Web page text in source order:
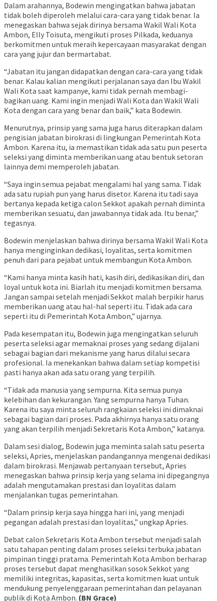
Dalam arahannya, Bodewin mengingatkan bahwa jabatan
tidak boleh diperoleh melalui cara-cara yang tidak benar. Ia
menegaskan bahwa sejak dirinya bersama Wakil Wali Kota
Ambon, Elly Toisuta, mengikuti proses Pilkada, keduanya
berkomitmen untuk meraih kepercayaan masyarakat dengan
cara yang jujur dan bermartabat.
“Jabatan itu jangan didapatkan dengan cara-cara yang tidak
benar. Kalau kalian mengikuti perjalanan saya dan Ibu Wakil
Wali Kota saat kampanye, kami tidak pernah membagi-
bagikan uang. Kami ingin menjadi Wali Kota dan Wakil Wali
Kota dengan cara yang benar dan baik,” kata Bodewin.
Menurutnya, prinsip yang sama juga harus diterapkan dalam
pengisian jabatan birokrasi di lingkungan Pemerintah Kota
Ambon. Karena itu, ia memastikan tidak ada satu pun peserta
seleksi yang diminta memberikan uang atau bentuk setoran
lainnya demi memperoleh jabatan.
“Saya ingin semua pejabat mengalami hal yang sama. Tidak
ada satu rupiah pun yang harus disetor. Karena itu tadi saya
bertanya kepada ketiga calon Sekkot apakah pernah diminta
memberikan sesuatu, dan jawabannya tidak ada. Itu benar,”
tegasnya.
Bodewin menjelaskan bahwa dirinya bersama Wakil Wali Kota
hanya menginginkan dedikasi, loyalitas, serta komitmen
penuh dari para pejabat untuk membangun Kota Ambon.
“Kami hanya minta kasih hati, kasih diri, dedikasikan diri, dan
loyal untuk kota ini. Biarlah itu menjadi komitmen bersama.
Jangan sampai setelah menjadi Sekkot malah berpikir harus
memberikan uang atau hal-hal seperti itu. Tidak ada cara
seperti itu di Pemerintah Kota Ambon,” ujarnya.
Pada kesempatan itu, Bodewin juga mengingatkan seluruh
peserta seleksi agar memaknai proses yang sedang dijalani
sebagai bagian dari mekanisme yang harus dilalui secara
profesional. Ia menekankan bahwa dalam setiap kompetisi
pasti hanya akan ada satu orang yang terpilih.
“Tidak ada manusia yang sempurna. Kita semua punya
kelebihan dan kekurangan. Yang sempurna hanya Tuhan.
Karena itu saya minta seluruh rangkaian seleksi ini dimaknai
sebagai bagian dari proses. Pada akhirnya hanya satu orang
yang akan terpilih menjadi Sekretaris Kota Ambon,” katanya.
Dalam sesi dialog, Bodewin juga meminta salah satu peserta
seleksi, Apries, menjelaskan pandangannya mengenai dedikasi
dalam birokrasi. Menjawab pertanyaan tersebut, Apries
menegaskan bahwa prinsip kerja yang selama ini dipegangnya
adalah mengutamakan prestasi dan loyalitas dalam
menjalankan tugas pemerintahan.
“Dalam prinsip kerja saya hingga hari ini, yang menjadi
pegangan adalah prestasi dan loyalitas,” ungkap Apries.
Debat calon Sekretaris Kota Ambon tersebut menjadi salah
satu tahapan penting dalam proses seleksi terbuka jabatan
pimpinan tinggi pratama. Pemerintah Kota Ambon berharap
proses tersebut dapat menghasilkan sosok Sekkot yang
memiliki integritas, kapasitas, serta komitmen kuat untuk
mendukung penyelenggaraan pemerintahan dan pelayanan
publik di Kota Ambon. (BN Grace)